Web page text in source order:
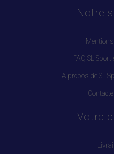
Notre
FAQ SL
A propos de SL
Votre